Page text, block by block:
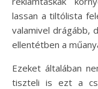
lassan a tiltólista
valamivel drágább,
ellentétben a
Ezeket általában
tiszteli is ezt a